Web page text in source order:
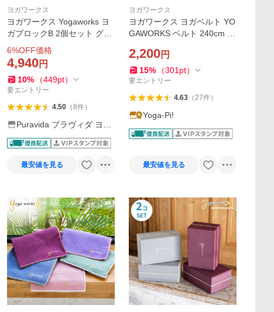
ヨガワークス
ヨガワークス Yogaworks ヨ
ガブロックB 2個セット グッ
ズ 軽量 補助 サポート
6%OFF価格
4,940円
10% （449pt）
要エントリー
4.50（8件）
Puravida プラヴィダ ヨガ
フィットネス
最安値を見る
ヨガワークス
ヨガワークス ヨガベルト YO
GAWORKS ベルト 240cm プ
ッズ
2,200円
15% （301 pt）
要エントリー
4.63（27件）
Yoga-Pi!
最安値を見る